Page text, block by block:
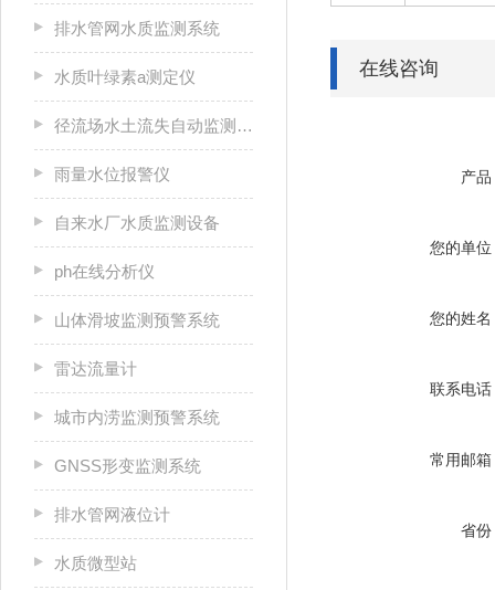
排水管网水质监测系统
水质叶绿素a测定仪
径流场水土流失自动监测系统
雨量水位报警仪
自来水厂水质监测设备
ph在线分析仪
山体滑坡监测预警系统
雷达流量计
城市内涝监测预警系统
GNSS形变监测系统
排水管网液位计
水质微型站
在线咨询
产品
您的单位
您的姓名
联系电话
常用邮箱
省份